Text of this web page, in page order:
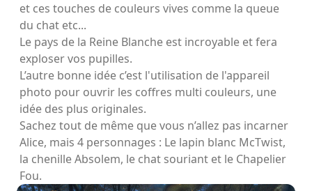
et ces touches de couleurs vives comme la queue
du chat etc...
Le pays de la Reine Blanche est incroyable et fera
exploser vos pupilles.
L’autre bonne idée c’est l'utilisation de l'appareil
photo pour ouvrir les coffres multi couleurs, une
idée des plus originales.
Sachez tout de même que vous n’allez pas incarner
Alice, mais 4 personnages : Le lapin blanc McTwist,
la chenille Absolem, le chat souriant et le Chapelier
Fou.